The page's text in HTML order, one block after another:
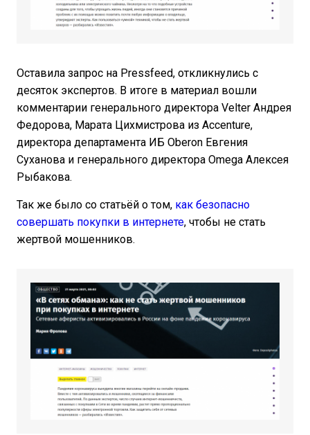
Оставила запрос на Pressfeed, откликнулись с
десяток экспертов. В итоге в материал вошли
комментарии генерального директора Velter Андрея
Федорова, Марата Цихмистрова из Accenture,
директора департамента ИБ Oberon Евгения
Суханова и генерального директора Omega Алексея
Рыбакова.
Так же было со статьёй о том, как безопасно
совершать покупки в интернете, чтобы не стать
жертвой мошенников.